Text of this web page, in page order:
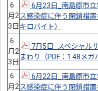
6
月2
3日
6月23日_南島原市
ス感染症に伴う閉鎖措
キロバイト）
6
月2
3日
7月5日_スペシャル
まわり（PDF：1.48メガ
6
月2
6月22日_南島原市
ス感染症に伴う閉鎖措